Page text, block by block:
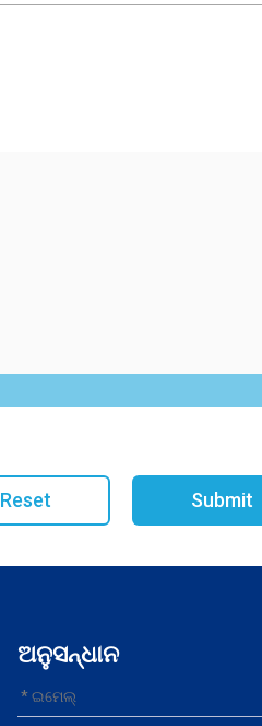
Reset Submit
ଅନୁସନ୍ଧାନ